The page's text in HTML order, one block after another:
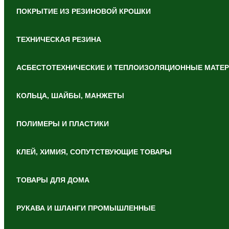
ПОКРЫТИЕ ИЗ РЕЗИНОВОЙ КРОШКИ
ТЕХНИЧЕСКАЯ РЕЗИНА
АСБЕСТОТЕХНИЧЕСКИЕ И ТЕПЛОИЗОЛЯЦИОННЫЕ
КОЛЬЦА, ШАЙБЫ, МАНЖЕТЫ
ПОЛИМЕРЫ И ПЛАСТИКИ
КЛЕЙ, ХИМИЯ, СОПУТСТВУЮЩИЕ ТОВАРЫ
ТОВАРЫ ДЛЯ ДОМА
РУКАВА И ШЛАНГИ ПРОМЫШЛЕННЫЕ